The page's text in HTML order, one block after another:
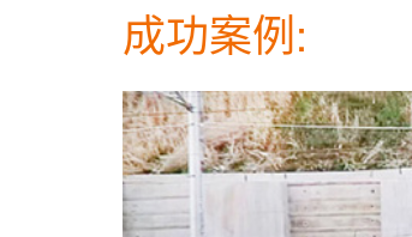
成功案例: